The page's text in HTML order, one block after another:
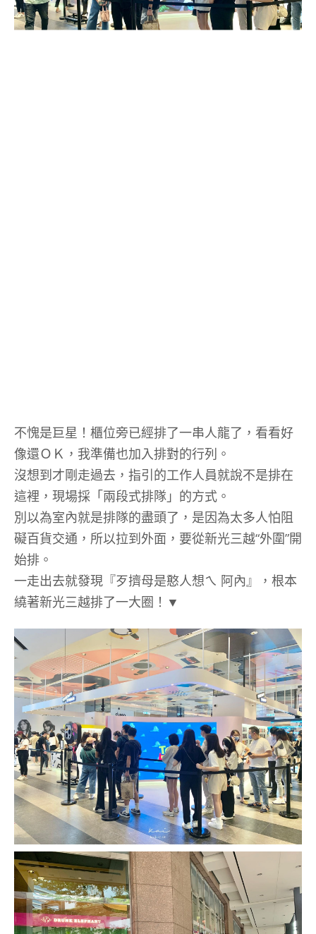
不愧是巨星！櫃位旁已經排了一串人龍了，看看好
像還ＯＫ，我準備也加入排對的行列。
沒想到才剛走過去，指引的工作人員就說不是排在
這裡，現場採「兩段式排隊」的方式。
別以為室內就是排隊的盡頭了，是因為太多人怕阻
礙百貨交通，所以拉到外面，要從新光三越“外圍”開
始排。
一走出去就發現『歹擠母是憨人想ㄟ 阿內』，根本
繞著新光三越排了一大圈！▼